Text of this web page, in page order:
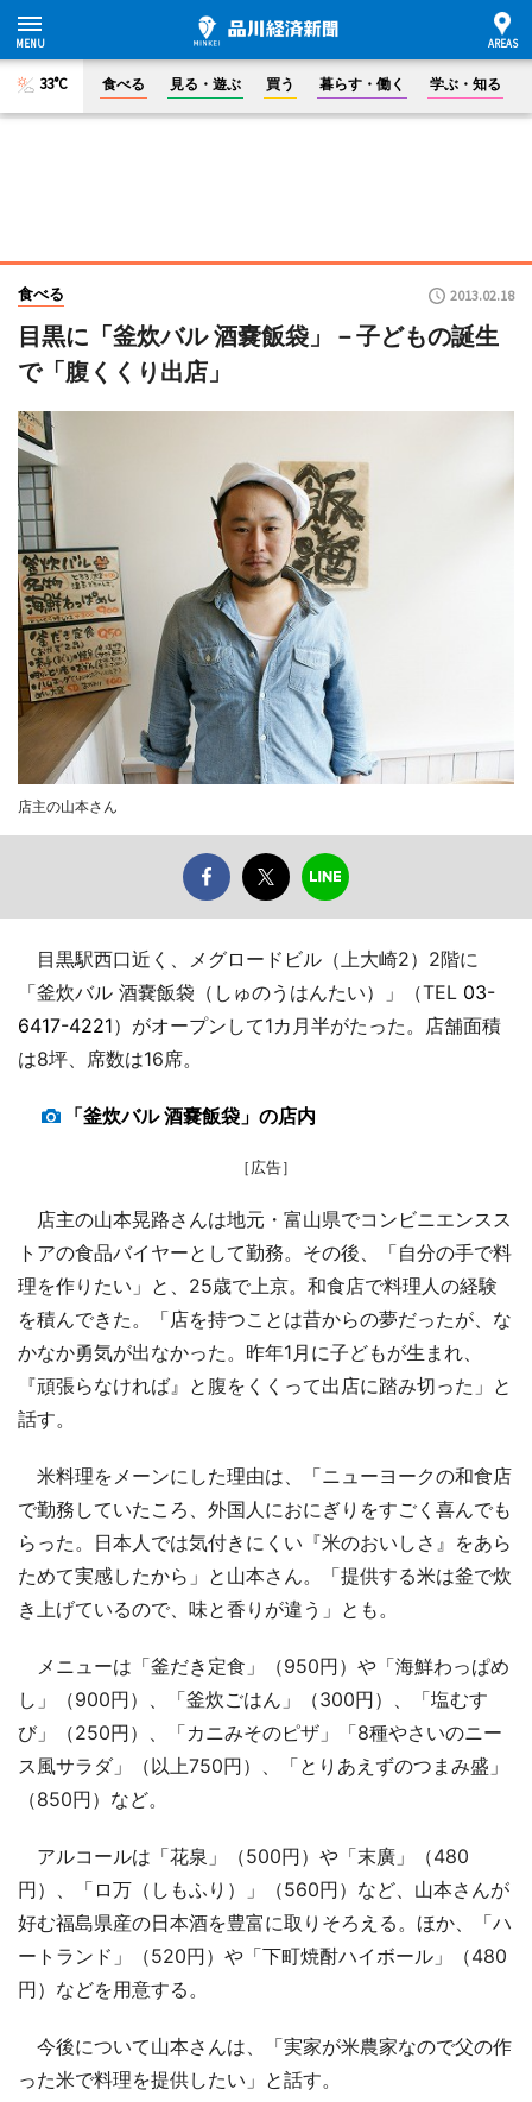
33°C 食べる 見る・遊ぶ 買う 暮らす・働く 学ぶ・知る
食べる 2013.02.18
目黒に「釜炊バル 酒嚢飯袋」－子どもの誕生
で「腹くくり出店」
店主の山本さん
目黒駅西口近く、メグロードビル（上大崎2）2階に
「釜炊バル 酒嚢飯袋（しゅのうはんたい）」（TEL 03-
6417-4221）がオープンして1カ月半がたった。店舗面積
は8坪、席数は16席。
「釜炊バル 酒嚢飯袋」の店内
［広告］
店主の山本晃路さんは地元・富山県でコンビニエンスス
トアの食品バイヤーとして勤務。その後、「自分の手で料
理を作りたい」と、25歳で上京。和食店で料理人の経験
を積んできた。「店を持つことは昔からの夢だったが、な
かなか勇気が出なかった。昨年1月に子どもが生まれ、
『頑張らなければ』と腹をくくって出店に踏み切った」と
話す。
米料理をメーンにした理由は、「ニューヨークの和食店
で勤務していたころ、外国人におにぎりをすごく喜んでも
らった。日本人では気付きにくい『米のおいしさ』をあら
ためて実感したから」と山本さん。「提供する米は釜で炊
き上げているので、味と香りが違う」とも。
メニューは「釜だき定食」（950円）や「海鮮わっぱめ
し」（900円）、「釜炊ごはん」（300円）、「塩むす
び」（250円）、「カニみそのピザ」「8種やさいのニー
ス風サラダ」（以上750円）、「とりあえずのつまみ盛」
（850円）など。
アルコールは「花泉」（500円）や「末廣」（480
円）、「ロ万（しもふり）」（560円）など、山本さんが
好む福島県産の日本酒を豊富に取りそろえる。ほか、「ハ
ートランド」（520円）や「下町焼酎ハイボール」（480
円）などを用意する。
今後について山本さんは、「実家が米農家なので父の作
った米で料理を提供したい」と話す。